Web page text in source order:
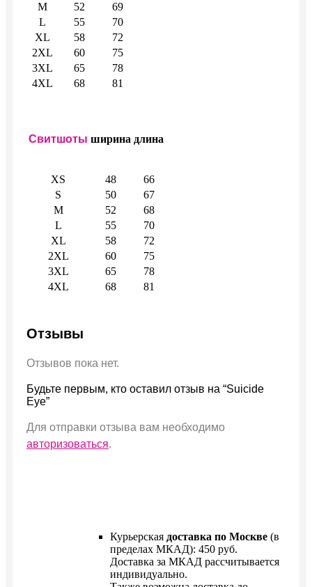
M
52
69
L
55
70
XL
58
72
2XL
60
75
3XL
65
78
4XL
68 81
Свитшоты ширина длина
XS 48
66
S
50
67
M
52
68
L
55
70
XL
58
72
2XL
60
75
3XL
65
78
4XL
68 81
Отзывы
Отзывов пока нет.
Будьте первым, кто оставил отзыв на “Suicide
Eye”
Для отправки отзыва вам необходимо
авторизоваться.
Курьерская доставка по Москве (в
пределах МКАД): 450 руб.
Доставка за МКАД рассчитывается
индивидуально.